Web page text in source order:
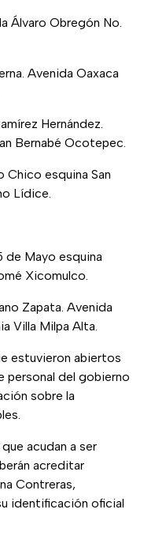
Álvaro Obregón No.
Avenida Oaxaca
Hernández.
Bernabé Ocotepec.
Chico esquina San
Lídice.
de Mayo esquina
Xicomulco.
Zapata. Avenida
Villa Milpa Alta.
estuvieron abiertos
personal del gobierno
sobre la
acudan a ser
acreditar
Contreras,
identificación oficial